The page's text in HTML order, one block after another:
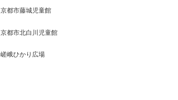
京都市藤城児童館
京都市北白川児童館
嵯峨ひかり広場